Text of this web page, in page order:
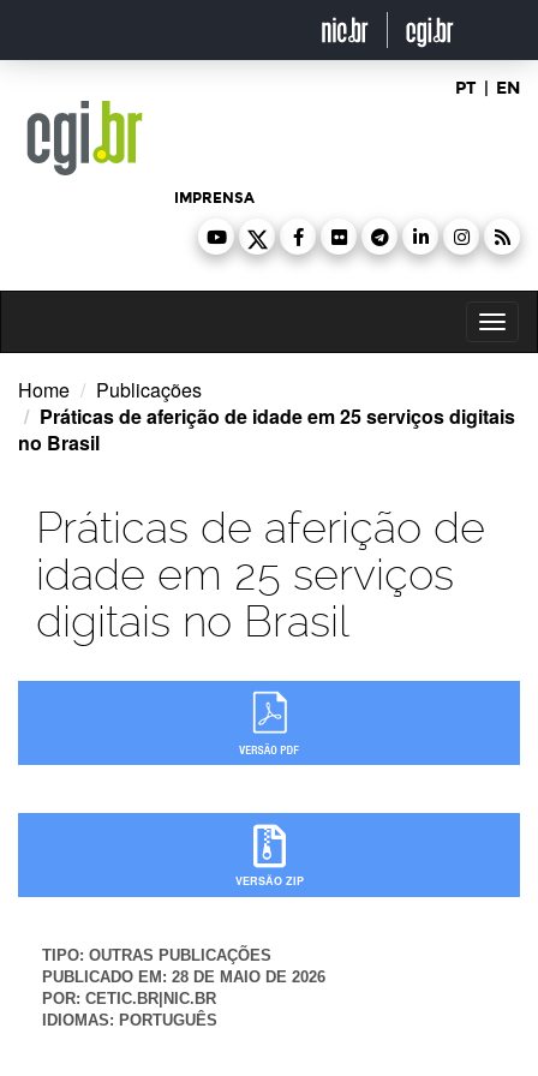
o
PT | EN
IMPRENSA
Home
Publicações
Práticas de aferição de idade em 25 serviços digitais
no Brasil
Práticas de aferição de
idade em 25 serviços
digitais no Brasil
VERSÃO ZIP
TIPO: OUTRAS PUBLICAÇÕES
PUBLICADO EM: 28 DE MAIO DE 2026
POR: CETIC.BR|NIC.BR
IDIOMAS: PORTUGUÊS